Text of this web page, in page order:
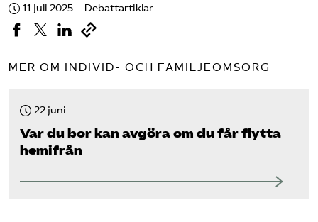
11 juli 2025 Debattartiklar
MER OM INDIVID- OCH FAMILJEOMSORG
22 juni
Var du bor kan avgöra om du får flytta
hemifrån